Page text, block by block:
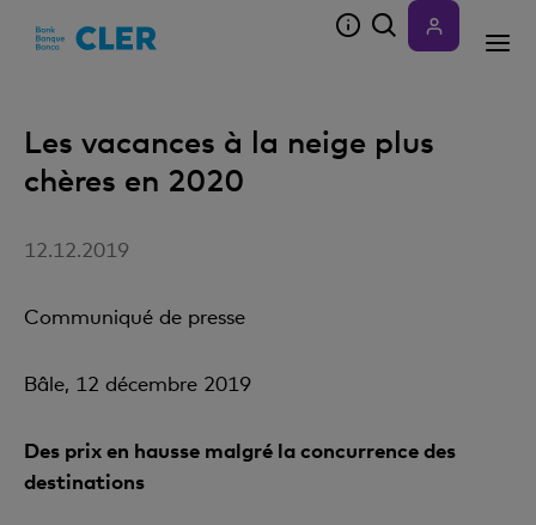
Les vacances à la neige plus
chères en 2020
12.12.2019
Communiqué de presse
Bâle, 12 décembre 2019
Des prix en hausse malgré la concurrence des
destinations